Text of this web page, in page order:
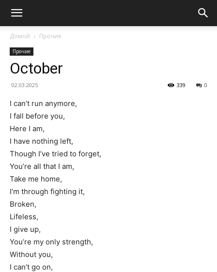
Домой Прочие
Прочие
October
02.03.2025 0
339
I can’t run anymore,
I fall before you,
Here I am,
I have nothing left,
Though I’ve tried to forget,
You’re all that I am,
Take me home,
I’m through fighting it,
Broken,
Lifeless,
I give up,
You’re my only strength,
Without you,
I can’t go on,